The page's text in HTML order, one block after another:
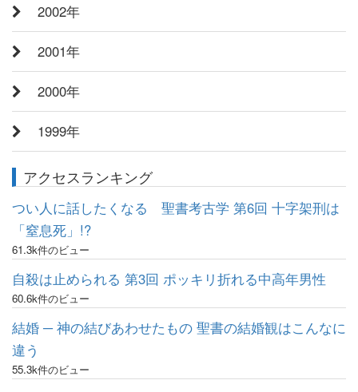
2002年
2001年
2000年
1999年
アクセスランキング
つい人に話したくなる 聖書考古学 第6回 十字架刑は
「窒息死」!?
61.3k件のビュー
自殺は止められる 第3回 ポッキリ折れる中高年男性
60.6k件のビュー
結婚 ─ 神の結びあわせたもの 聖書の結婚観はこんなに
違う
55.3k件のビュー